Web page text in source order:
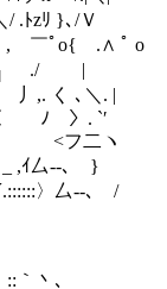
zﾘ }､/Ｖ
.∧ ﾟ o
./ |
､＼. |
〉. `′
二ヽ
ｲ厶--､ }
〉厶--､ /
丶､